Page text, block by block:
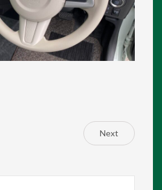
Next